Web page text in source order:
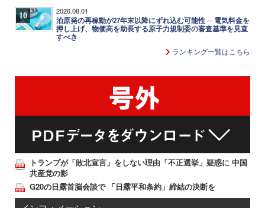
10 2026.08.01
泊原発の再稼動が27年末以降にずれ込む可能性 ─ 電気料金を
押し上げ、物価高を助長する原子力規制委の審査基準を見直
すべき
ランキング一覧はこちら
トランプが「敗北宣言」をしない理由「不正選挙」疑惑に 中国
共産党の影
G20の日露首脳会談で 「日露平和条約」締結の決断を